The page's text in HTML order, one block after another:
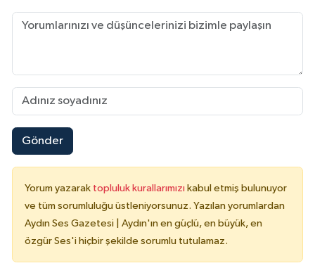
Gönder
Yorum yazarak topluluk kurallarımızı kabul etmiş bulunuyor
ve tüm sorumluluğu üstleniyorsunuz. Yazılan yorumlardan
Aydın Ses Gazetesi | Aydın'ın en güçlü, en büyük, en
özgür Ses'i hiçbir şekilde sorumlu tutulamaz.